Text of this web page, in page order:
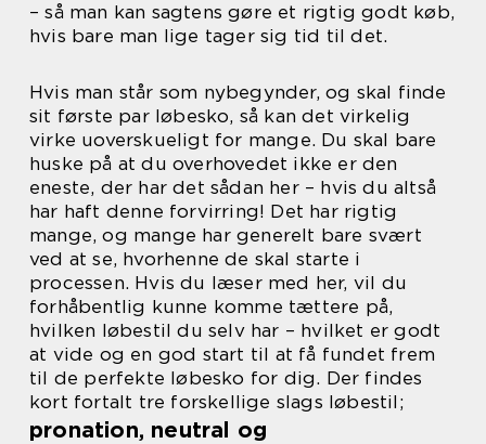
– så man kan sagtens gøre et rigtig godt køb,
hvis bare man lige tager sig tid til det.
Hvis man står som nybegynder, og skal finde
sit første par løbesko, så kan det virkelig
virke uoverskueligt for mange. Du skal bare
huske på at du overhovedet ikke er den
eneste, der har det sådan her – hvis du altså
har haft denne forvirring! Det har rigtig
mange, og mange har generelt bare svært
ved at se, hvorhenne de skal starte i
processen. Hvis du læser med her, vil du
forhåbentlig kunne komme tættere på,
hvilken løbestil du selv har – hvilket er godt
at vide og en god start til at få fundet frem
til de perfekte løbesko for dig. Der findes
kort fortalt tre forskellige slags løbestil;
pronation, neutral og